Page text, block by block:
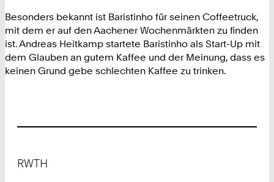
Besonders bekannt ist Baristinho für seinen Coffeetruck,
mit dem er auf den Aachener Wochenmärkten zu finden
ist. Andreas Heitkamp startete Baristinho als Start-Up mit
dem Glauben an gutem Kaffee und der Meinung, dass es
keinen Grund gebe schlechten Kaffee zu trinken.
RWTH